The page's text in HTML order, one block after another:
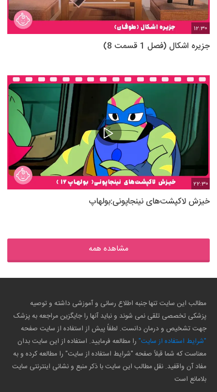
12:30
جزیره اشکال (فصل 1 قسمت 8)
22:30
خیزش لاکپشت‌های نینجاپونی:بولهاپ
مشاهده همه
مطالب این سایت تنها جنبه اطلاع رسانی و آموزشی داشته و توصیه
پزشکی تخصصی تلقی نمی شوند و نباید آنها را جایگزین مراجعه به پزشک
جهت تشخیص و درمان دانست. لطفاً پیش از استفاده از سایت صفحه
"شرایط استفاده از سایت" را مطالعه فرمایید. استفاده از این سایت بدان
معناست که شما قبلاً صفحه "شرایط استفاده از سایت" را مطالعه کرده و به
مفاد آن واقفید. نقل مطالب این سایت با ذکر منبع و نشانی اینترنتی سایت
بلامانع است